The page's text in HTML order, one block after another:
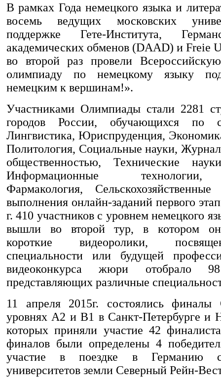
В рамках Года немецкого языка и
восемь ведущих московских
поддержке Гете-Института,
академических обменов (DAAD) и Freie
во второй раз провели
олимпиаду по немецкому языку
немецким к вершинам!».
Участниками Олимпиады стали 2281
городов России, обучающихся по
Лингвистика, Юриспруденция,
Политология, Социальные науки,
общественностью, Технические
Информационные
Фармакология,
выполнения онлайн-заданий первого
г. 410 участников с уровнем немецкого
вышли во второй тур, в котором
короткие видеоролики,
специальности или будущей
видеоконкурса жюри отобрало
представляющих различные
11 апреля 2015г. состоялись
уровнях А2 и В1 в Санкт-Петербурге и
которых приняли участие 42
финалов были определены 4
участие в поездке в Германию
университетов земли Северный Рейн-